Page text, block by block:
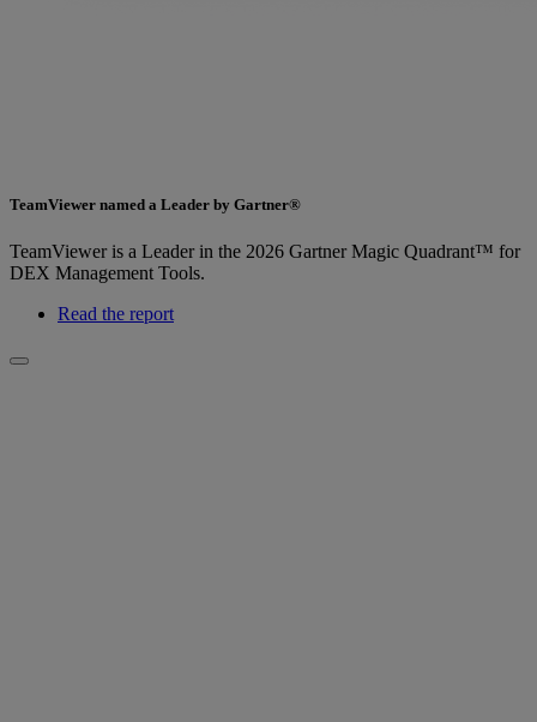
TeamViewer named a Leader by Gartner®
TeamViewer is a Leader in the 2026 Gartner Magic Quadrant™ for
DEX Management Tools.
Read the report